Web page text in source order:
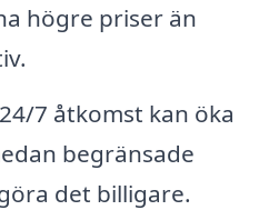
högre priser än
24/7 åtkomst kan öka
begränsade
det billigare.